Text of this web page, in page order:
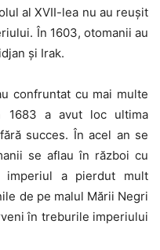
al XVII-lea nu au reușit
În 1603, otomanii au
și Irak.
confruntat cu mai multe
1683 a avut loc ultima
succes. În acel an se
se aflau în război cu
imperiul a pierdut mult
de pe malul Mării Negri
în treburile imperiului